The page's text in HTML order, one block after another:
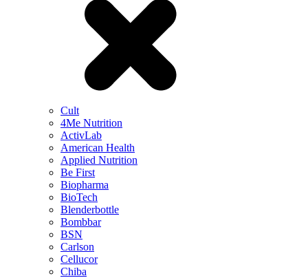
Cult
4Me Nutrition
ActivLab
American Health
Applied Nutrition
Be First
Biopharma
BioTech
Blenderbottle
Bombbar
BSN
Carlson
Cellucor
Chiba